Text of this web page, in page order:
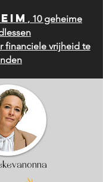
, 10 geheime
financiele vrijheid te